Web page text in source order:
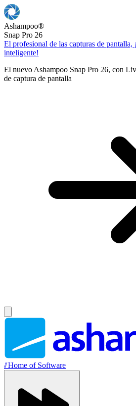
Ashampoo®
Snap Pro 26
El profesional de las capturas de pantalla,
inteligente!
El nuevo Ashampoo Snap Pro 26, con
de captura de pantalla
//Home of Software